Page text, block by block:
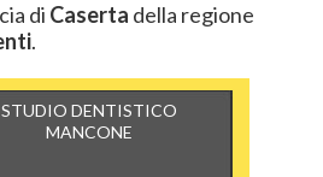
di Caserta della regione
.
STUDIO DENTISTICO
MANCONE